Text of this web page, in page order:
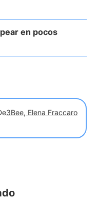
en pocos
3Bee, Elena Fraccaro